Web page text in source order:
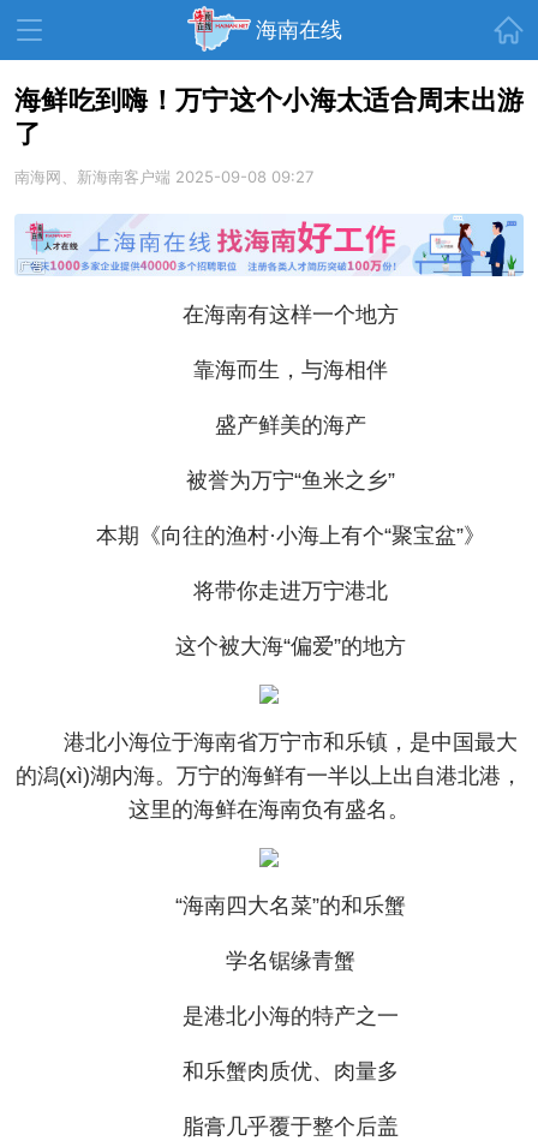
海南在线
资讯中心
教育 健康 房产
海鲜吃到嗨！万宁这个小海太适合周末出游
了
南海网、新海南客户端 2025-09-08 09:27
在海南有这样一个地方
靠海而生，与海相伴
盛产鲜美的海产
被誉为万宁“鱼米之乡”
本期《向往的渔村·小海上有个“聚宝盆”》
将带你走进万宁港北
这个被大海“偏爱”的地方
港北小海位于海南省万宁市和乐镇，是中国最大
的潟(xì)湖内海。万宁的海鲜有一半以上出自港北港，
这里的海鲜在海南负有盛名。
“海南四大名菜”的和乐蟹
学名锯缘青蟹
是港北小海的特产之一
和乐蟹肉质优、肉量多
脂膏几乎覆于整个后盖